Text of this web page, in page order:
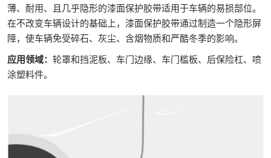
薄、耐用、且几乎隐形的漆面保护胶带适用于车辆的易损部位。
在不改变车辆设计的基础上，漆面保护胶带通过制造一个隐形屏
障，使车辆免受碎石、灰尘、含烟物质和严酷冬季的影响。
应用领域： 轮罩和挡泥板、车门边缘、车门槛板、后保险杠、喷
涂塑料件。